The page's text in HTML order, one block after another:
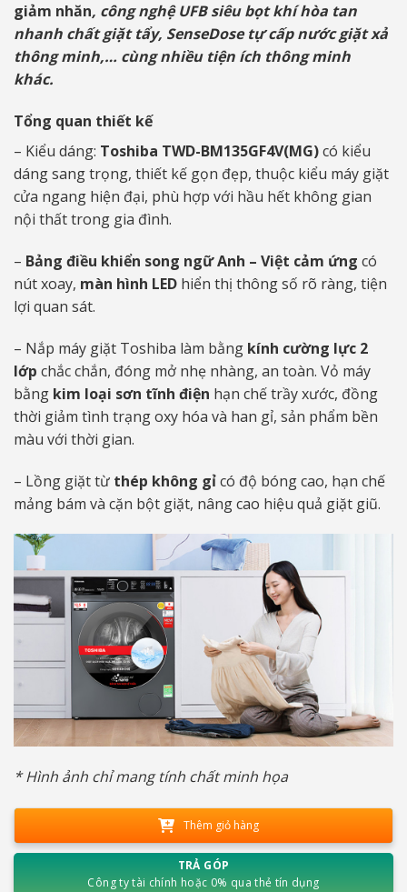
giảm nhăn, công nghệ UFB siêu bọt khí hòa tan
nhanh chất giặt tẩy, SenseDose tự cấp nước giặt xả
thông minh,… cùng nhiều tiện ích thông minh
khác.
Tổng quan thiết kế
– Kiểu dáng: Toshiba TWD-BM135GF4V(MG)có kiểu
dáng sang trọng, thiết kế gọn đẹp, thuộc kiểu máy giặt
cửa ngang hiện đại, phù hợp với hầu hết không gian
nội thất trong gia đình.
– Bảng điều khiển song ngữ Anh – Việt cảm ứng có
nút xoay, màn hình LED hiển thị thông số rõ ràng, tiện
lợi quan sát.
– Nắp máy giặt Toshiba làm bằng kính cường lực 2
lớp chắc chắn, đóng mở nhẹ nhàng, an toàn. Vỏ máy
bằng kim loại sơn tĩnh điện hạn chế trầy xước, đồng
thời giảm tình trạng oxy hóa và han gỉ, sản phẩm bền
màu với thời gian.
– Lồng giặt từ thép không gỉcó độ bóng cao, hạn chế
mảng bám và cặn bột giặt, nâng cao hiệu quả giặt giũ.
* Hình ảnh chỉ mang tính chất minh họa
Thêm giỏ hàng
TRẢ GÓP
Công ty tài chính hoặc 0% qua thẻ tín dụng